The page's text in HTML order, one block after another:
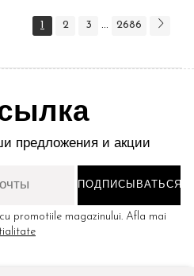
1 2 3 ... 2686
предложения и акции
promotiile magazinului. Afla mai